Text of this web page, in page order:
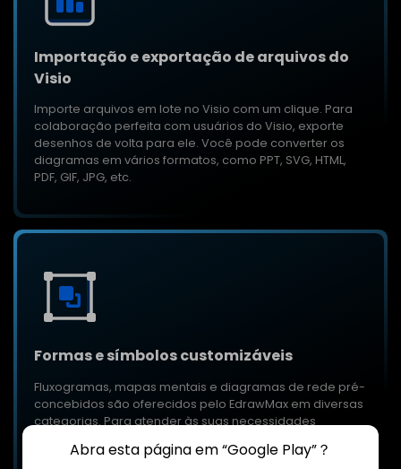
Abra esta página em “Google Play”？
Importação e exportação de arquivos do
Visio
Importe arquivos em lote no Visio com um clique. Para
colaboração perfeita com usuários do Visio, exporte
desenhos de volta para ele. Você pode converter os
diagramas em vários formatos, como PPT, SVG, HTML,
PDF, GIF, JPG, etc.
Formas e símbolos customizáveis
Fluxogramas, mapas mentais e diagramas de rede pré-
concebidos são oferecidos pelo EdrawMax em diversas
categorias. Para atender às suas necessidades
Abra esta página em “Google Play”？